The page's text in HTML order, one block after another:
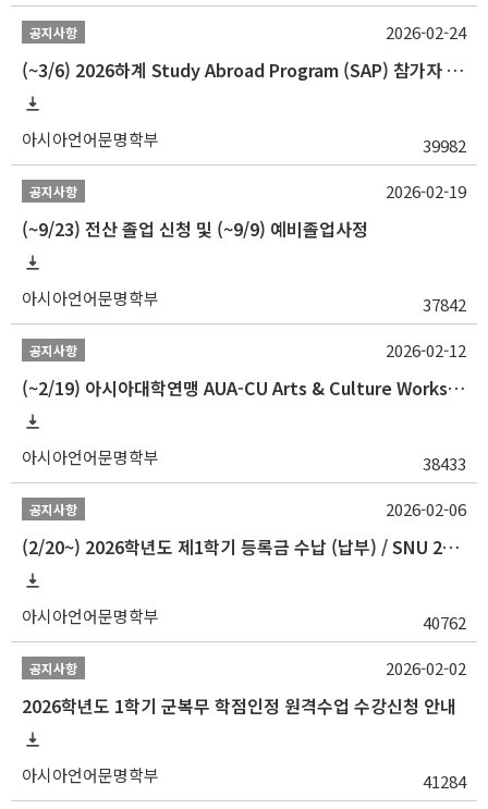
공지사항
(~3/6) 2026하계 Study Abroad Program (SAP) 참가자 모집 안내
아시아언어문명학부 39982
2026-02-24
공지사항
(~9/23) 전산 졸업 신청 및 (~9/9) 예비졸업사정
아시아언어문명학부 37842
2026-02-19
공지사항
(~2/19) 아시아대학연맹 AUA-CU Arts & Culture Workshop Camp 2026 참가자 선발 안내
아시아언어문명학부 38433
2026-02-12
공지사항
(2/20~) 2026학년도 제1학기 등록금 수납 (납부) / SNU 26-1 Tuition fee payment notice
아시아언어문명학부 40762
2026-02-06
공지사항
2026학년도 1학기 군복무 학점인정 원격수업 수강신청 안내
아시아언어문명학부 41284
2026-02-02